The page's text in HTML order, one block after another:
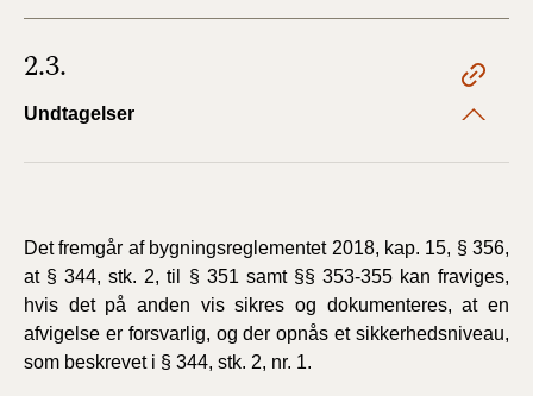
2.3.
Undtagelser
Det fremgår af bygningsreglementet 2018, kap. 15, § 356,
at § 344, stk. 2, til § 351 samt §§ 353-355 kan fraviges,
hvis det på anden vis sikres og dokumenteres, at en
afvigelse er forsvarlig, og der opnås et sikkerhedsniveau,
som beskrevet i § 344, stk. 2, nr. 1.